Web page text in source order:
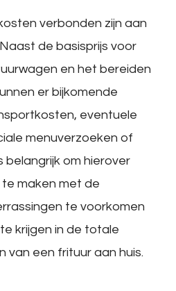
verbonden zijn aan
de basisprijs voor
en het bereiden
er bijkomende
eventuele
menuverzoeken of
belangrijk om hierover
maken met de
te voorkomen
krijgen in de totale
van een frituur aan huis.